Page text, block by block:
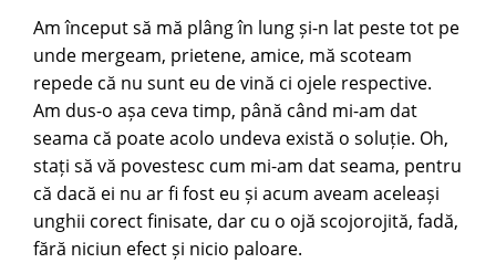
Am început să mă plâng în lung și-n lat peste tot pe
unde mergeam, prietene, amice, mă scoteam
repede că nu sunt eu de vină ci ojele respective.
Am dus-o așa ceva timp, până când mi-am dat
seama că poate acolo undeva există o soluție. Oh,
stați să vă povestesc cum mi-am dat seama, pentru
că dacă ei nu ar fi fost eu și acum aveam aceleași
unghii corect finisate, dar cu o ojă scojorojită, fadă,
fără niciun efect și nicio paloare.